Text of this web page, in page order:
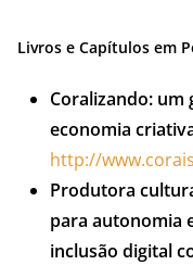
Livros e Capítulos em
Coralizando: um
economia
http://
Produtora
para autonomia
inclusão digital